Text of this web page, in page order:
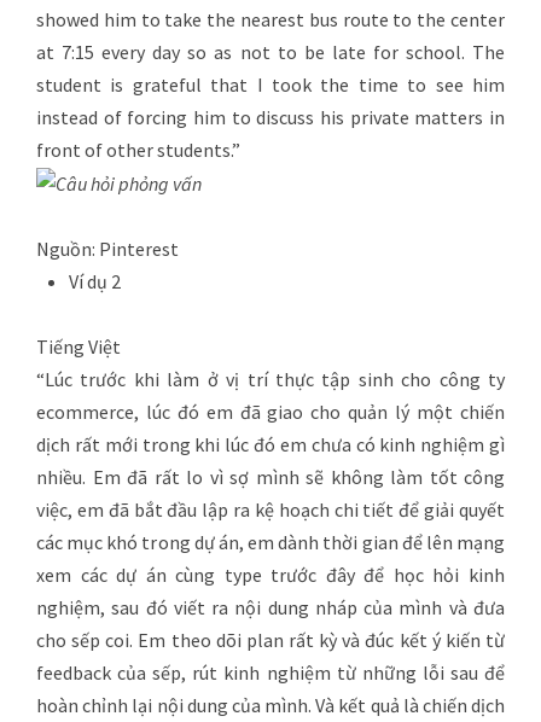
showed him to take the nearest bus route to the center
at 7:15 every day so as not to be late for school. The
student is grateful that I took the time to see him
instead of forcing him to discuss his private matters in
front of other students.”
Nguồn: Pinterest
Ví dụ 2
Tiếng Việt
“Lúc trước khi làm ở vị trí thực tập sinh cho công ty
ecommerce, lúc đó em đã giao cho quản lý một chiến
dịch rất mới trong khi lúc đó em chưa có kinh nghiệm gì
nhiều. Em đã rất lo vì sợ mình sẽ không làm tốt công
việc, em đã bắt đầu lập ra kệ hoạch chi tiết để giải quyết
các mục khó trong dự án, em dành thời gian để lên mạng
xem các dự án cùng type trước đây để học hỏi kinh
nghiệm, sau đó viết ra nội dung nháp của mình và đưa
cho sếp coi. Em theo dõi plan rất kỳ và đúc kết ý kiến từ
feedback của sếp, rút kinh nghiệm từ những lỗi sau để
hoàn chỉnh lại nội dung của mình. Và kết quả là chiến dịch